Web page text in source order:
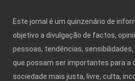
Este jornal é um quinzenário de
objetivo a divulgação de factos,
pessoas, tendências,
que possam ser importantes para a
sociedade mais justa, livre, culta,